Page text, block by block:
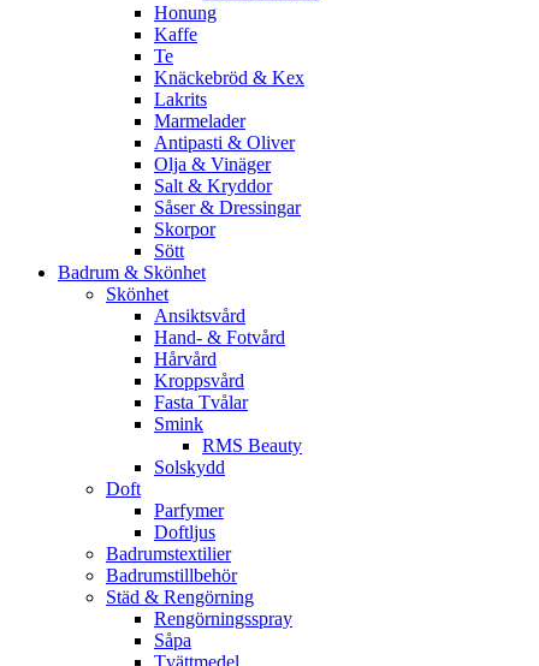
Honung
Kaffe
Te
Knäckebröd & Kex
Lakrits
Marmelader
Antipasti & Oliver
Olja & Vinäger
Salt & Kryddor
Såser & Dressingar
Skorpor
Sött
Badrum & Skönhet
Skönhet
Ansiktsvård
Hand- & Fotvård
Hårvård
Kroppsvård
Fasta Tvålar
Smink
RMS Beauty
Solskydd
Doft
Parfymer
Doftljus
Badrumstextilier
Badrumstillbehör
Städ & Rengörning
Rengörningsspray
Såpa
Tvättmedel